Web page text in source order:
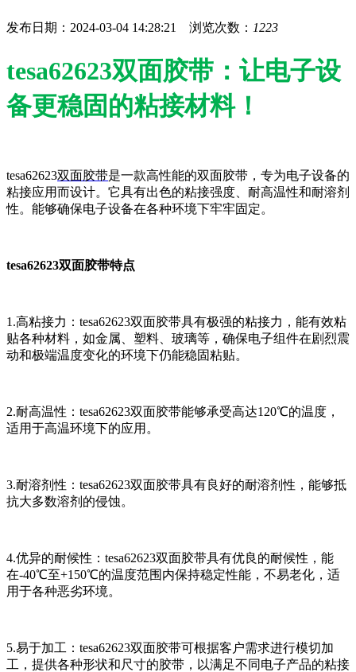
发布日期：2024-03-04 14:28:21 浏览次数： 1223
tesa62623双面胶带：让电子设
备更稳固的粘接材料！
tesa62623双面胶带是一款高性能的双面胶带，专为电子设备的
粘接应用而设计。它具有出色的粘接强度、耐高温性和耐溶剂
性。能够确保电子设备在各种环境下牢牢固定。
tesa62623双面胶带特点
1.高粘接力：tesa62623双面胶带具有极强的粘接力，能有效粘
贴各种材料，如金属、塑料、玻璃等，确保电子组件在剧烈震
动和极端温度变化的环境下仍能稳固粘贴。
2.耐高温性：tesa62623双面胶带能够承受高达120℃的温度，
适用于高温环境下的应用。
3.耐溶剂性：tesa62623双面胶带具有良好的耐溶剂性，能够抵
抗大多数溶剂的侵蚀。
4.优异的耐候性：tesa62623双面胶带具有优良的耐候性，能
在-40℃至+150℃的温度范围内保持稳定性能，不易老化，适
用于各种恶劣环境。
5.易于加工：tesa62623双面胶带可根据客户需求进行模切加
工，提供各种形状和尺寸的胶带，以满足不同电子产品的粘接